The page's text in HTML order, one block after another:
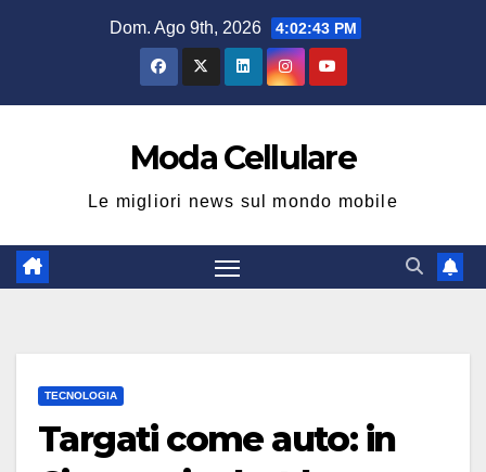
Dom. Ago 9th, 2026 4:02:44 PM
Moda Cellulare
Le migliori news sul mondo mobile
TECNOLOGIA
Targati come auto: in